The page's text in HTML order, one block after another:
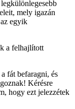
mely igazán
egyik
a felhajlított
fát befaragni, és
Kérésre
hogy ezt jelezzétek